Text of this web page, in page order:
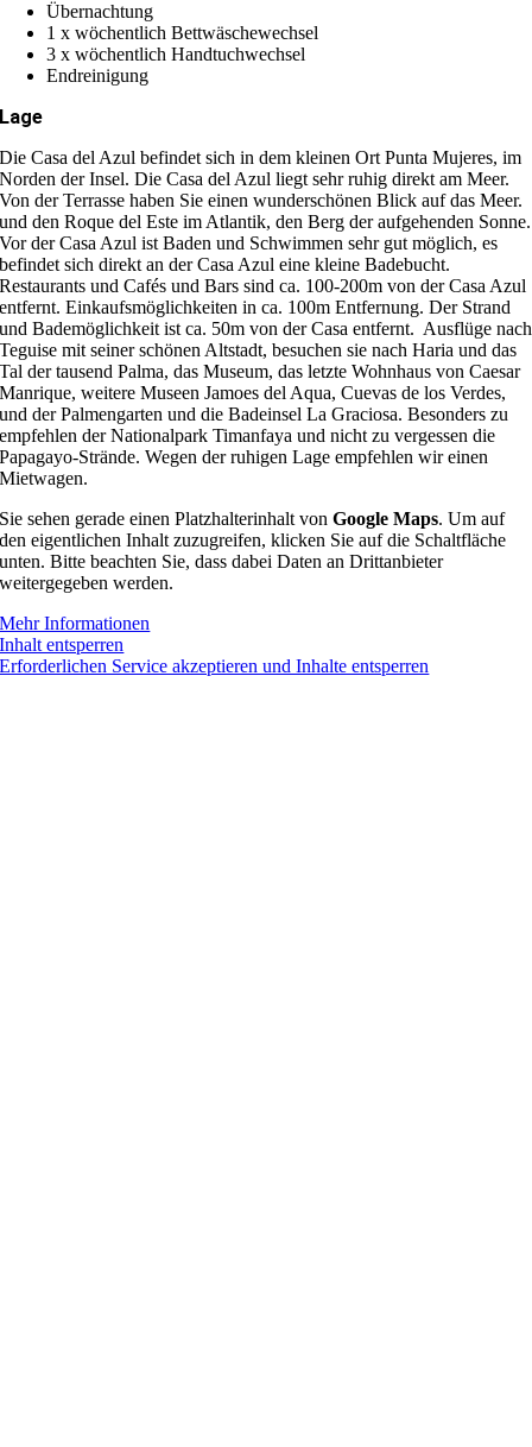
Übernachtung
1 x wöchentlich Bettwäschewechsel
3 x wöchentlich Handtuchwechsel
Endreinigung
Lage
Die Casa del Azul befindet sich in dem kleinen Ort Punta Mujeres, im
Norden der Insel. Die Casa del Azul liegt sehr ruhig direkt am Meer.
Von der Terrasse haben Sie einen wunderschönen Blick auf das Meer.
und den Roque del Este im Atlantik, den Berg der aufgehenden Sonne.
Vor der Casa Azul ist Baden und Schwimmen sehr gut möglich, es
befindet sich direkt an der Casa Azul eine kleine Badebucht.
Restaurants und Cafés und Bars sind ca. 100-200m von der Casa Azul
entfernt. Einkaufsmöglichkeiten in ca. 100m Entfernung. Der Strand
und Bademöglichkeit ist ca. 50m von der Casa entfernt. Ausflüge nach
Teguise mit seiner schönen Altstadt, besuchen sie nach Haria und das
Tal der tausend Palma, das Museum, das letzte Wohnhaus von Caesar
Manrique, weitere Museen Jamoes del Aqua, Cuevas de los Verdes,
und der Palmengarten und die Badeinsel La Graciosa. Besonders zu
empfehlen der Nationalpark Timanfaya und nicht zu vergessen die
Papagayo-Strände. Wegen der ruhigen Lage empfehlen wir einen
Mietwagen.
Sie sehen gerade einen Platzhalterinhalt vonGoogle Maps. Um auf
den eigentlichen Inhalt zuzugreifen, klicken Sie auf die Schaltfläche
unten. Bitte beachten Sie, dass dabei Daten an Drittanbieter
weitergegeben werden.
Mehr Informationen
Inhalt entsperren
Erforderlichen Service akzeptieren und Inhalte entsperren